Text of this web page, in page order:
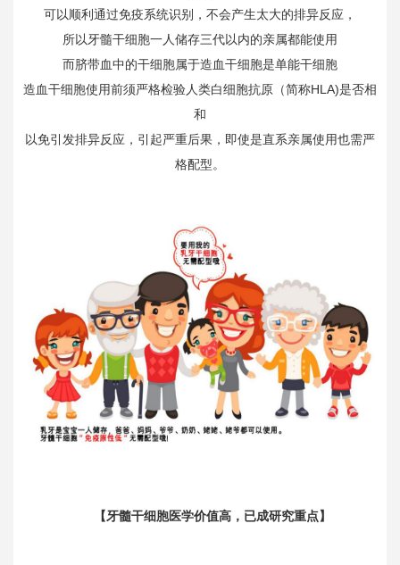
可以顺利通过免疫系统识别，不会产生太大的排异反应，
所以牙髓干细胞一人储存三代以内的亲属都能使用
而脐带血中的干细胞属于造血干细胞是单能干细胞
造血干细胞使用前须严格检验人类白细胞抗原（简称HLA)是否相
和
以免引发排异反应，引起严重后果，即使是直系亲属使用也需严
格配型。
【牙髓干细胞医学价值高，已成研究重点】